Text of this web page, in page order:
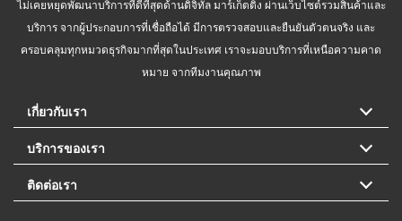
ไม่เคยหยุดพัฒนาบริการที่ดีที่สุดด้านดิจิทัล มาร์เก็ตติ้ง ผ่านเว็บไซต์รวมสินค้าและ
บริการ จากผู้ประกอบการที่เชื่อถือได้ มีการตรวจสอบและยืนยันตัวตนจริง และ
ครอบคลุมทุกหมวดธุรกิจมากที่สุดในประเทศ เราจะมอบบริการที่เหนือความคาด
หมาย จากทีมงานคุณภาพ
เกี่ยวกับเรา
บริการของเรา
ติดต่อเรา